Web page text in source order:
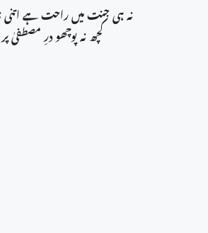
نہ ہی جنت میں راحت ہے اتنی
کچھ نہ پوچھو درِ مصطفیٰ